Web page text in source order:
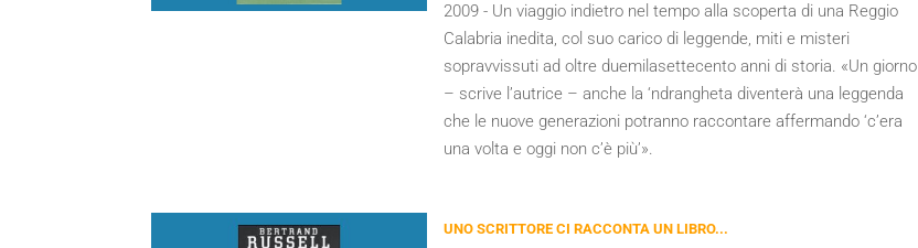
2009 - Un viaggio indietro nel tempo alla scoperta di una Reggio
Calabria inedita, col suo carico di leggende, miti e misteri
sopravvissuti ad oltre duemilasettecento anni di storia. «Un giorno
– scrive l’autrice – anche la ‘ndrangheta diventerà una leggenda
che le nuove generazioni potranno raccontare affermando ‘c’era
una volta e oggi non c’è più’».
UNO SCRITTORE CI RACCONTA UN LIBRO...